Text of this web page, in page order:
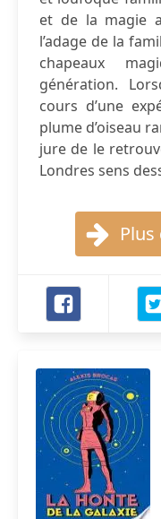
et de la magie
l’adage de la
chapeaux
génération.
cours d’une
plume d’oiseau
jure de le
Londres sens